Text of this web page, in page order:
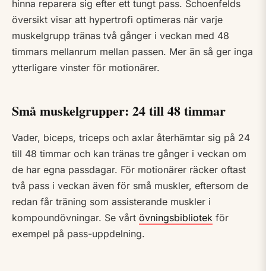
hinna reparera sig efter ett tungt pass. Schoenfelds
översikt visar att hypertrofi optimeras när varje
muskelgrupp tränas två gånger i veckan med 48
timmars mellanrum mellan passen. Mer än så ger inga
ytterligare vinster för motionärer.
Små muskelgrupper: 24 till 48 timmar
Vader, biceps, triceps och axlar återhämtar sig på 24
till 48 timmar och kan tränas tre gånger i veckan om
de har egna passdagar. För motionärer räcker oftast
två pass i veckan även för små muskler, eftersom de
redan får träning som assisterande muskler i
kompoundövningar. Se vårt övningsbibliotek för
exempel på pass-uppdelning.